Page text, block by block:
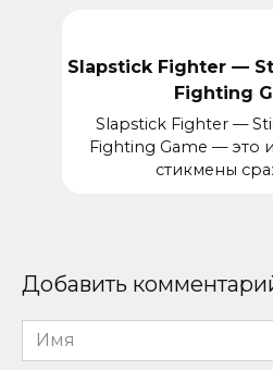
Slapstick Fighter —
Fighting
Slapstick Fighter —
Fighting Game — это
стикмены
Добавить
Имя
*